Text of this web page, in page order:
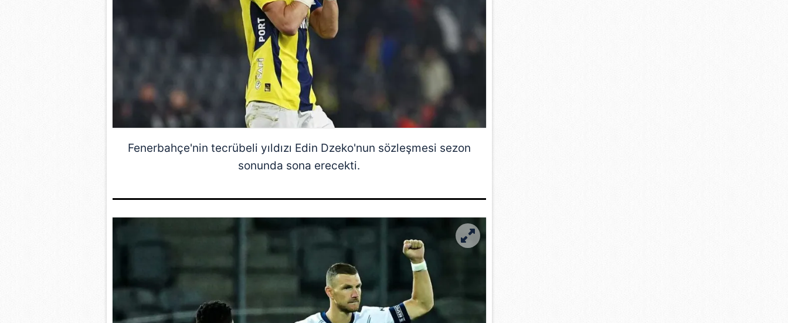
Fenerbahçe'nin tecrübeli yıldızı Edin Dzeko'nun sözleşmesi sezon
sonunda sona erecekti.